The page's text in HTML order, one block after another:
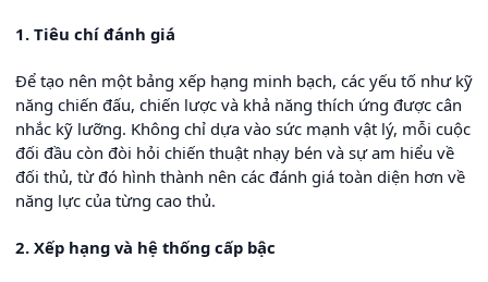
1. Tiêu chí đánh giá
Để tạo nên một bảng xếp hạng minh bạch, các yếu tố như kỹ
năng chiến đấu, chiến lược và khả năng thích ứng được cân
nhắc kỹ lưỡng. Không chỉ dựa vào sức mạnh vật lý, mỗi cuộc
đối đầu còn đòi hỏi chiến thuật nhạy bén và sự am hiểu về
đối thủ, từ đó hình thành nên các đánh giá toàn diện hơn về
năng lực của từng cao thủ.
2. Xếp hạng và hệ thống cấp bậc